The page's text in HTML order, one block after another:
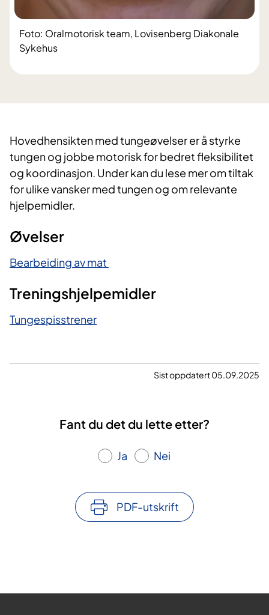
Foto: Oralmotorisk team, Lovisenberg Diakonale
Sykehus
​Hovedhensikten med tungeøvelser er å styrke
tungen og jobbe motorisk for bedret fleksibilitet
og koordinasjon. Under kan du lese mer om tiltak
for ulike vansker med tungen og om relevante
hjelpemidler.
Øvelser
Bearbeiding av mat
Treningshjelpemidler
Tungespisstrener
Sist oppdatert 05.09.2025
Fant du det du lette etter?
Ja Nei
PDF-utskrift